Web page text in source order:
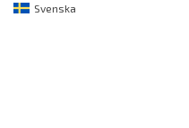
Svenska